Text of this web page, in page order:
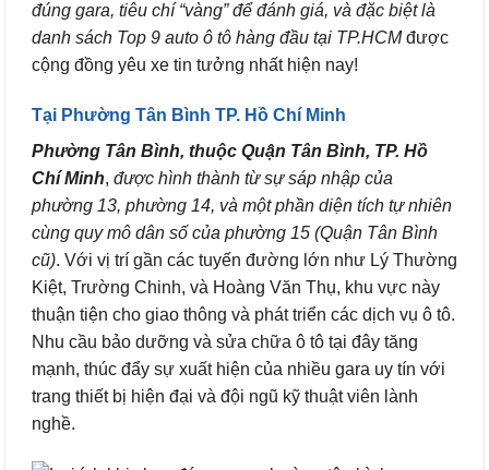
đúng gara, tiêu chí “vàng” để đánh giá, và đặc biệt là
danh sách Top 9 auto ô tô hàng đầu tại TP.HCMđược
cộng đồng yêu xe tin tưởng nhất hiện nay!
Tại Phường Tân Bình TP. Hồ Chí Minh
Phường Tân Bình, thuộc Quận Tân Bình, TP. Hồ
Chí Minh, được hình thành từ sự sáp nhập của
phường 13, phường 14, và một phần diện tích tự nhiên
cùng quy mô dân số của phường 15 (Quận Tân Bình
cũ). Với vị trí gần các tuyến đường lớn như Lý Thường
Kiệt, Trường Chinh, và Hoàng Văn Thụ, khu vực này
thuận tiện cho giao thông và phát triển các dịch vụ ô tô.
Nhu cầu bảo dưỡng và sửa chữa ô tô tại đây tăng
mạnh, thúc đẩy sự xuất hiện của nhiều gara uy tín với
trang thiết bị hiện đại và đội ngũ kỹ thuật viên lành
nghề.